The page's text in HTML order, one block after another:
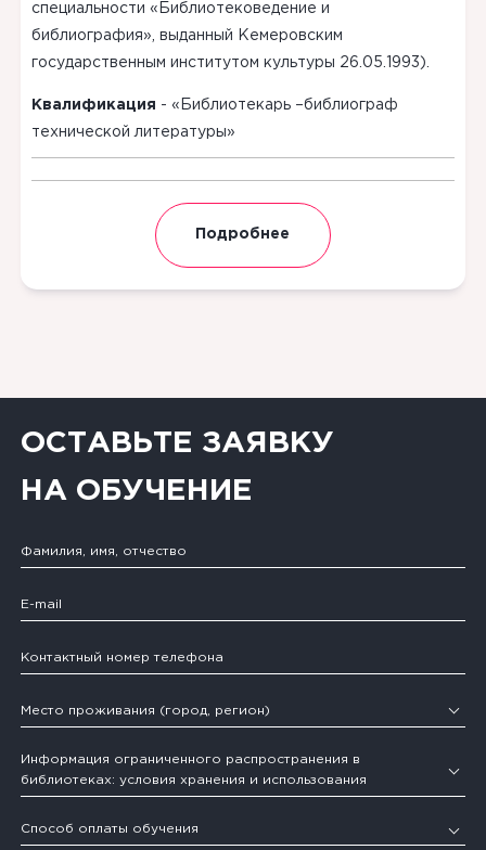
специальности «Библиотековедение и
библиография», выданный Кемеровским
государственным институтом культуры 26.05.1993).
Квалификация - «Библиотекарь –библиограф
технической литературы»
Подробнее
ОСТАВЬТЕ ЗАЯВКУ
НА ОБУЧЕНИЕ
Информация ограниченного распространения в
библиотеках: условия хранения и использования
Способ оплаты обучения